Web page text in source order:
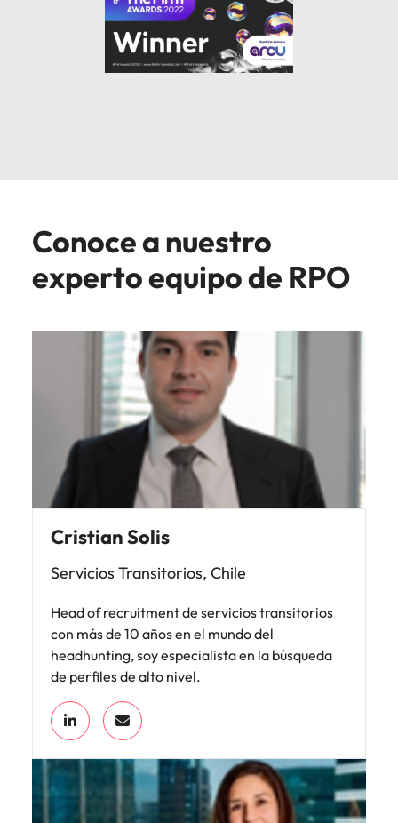
Conoce a nuestro
experto equipo de RPO
Cristian Solis
Servicios Transitorios, Chile
Head of recruitment de servicios transitorios
con más de 10 años en el mundo del
headhunting, soy especialista en la búsqueda
de perfiles de alto nivel.